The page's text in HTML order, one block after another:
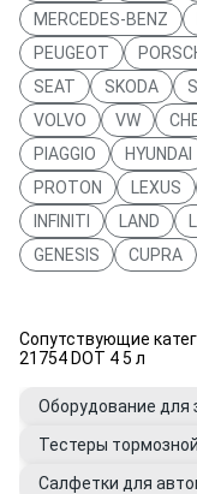
MERCEDES-BENZ
PEUGEOT
SEAT
SKODA
VOLVO
VW
PIAGGIO
HYUNDAI
PROTON
LEXUS
INFINITI
LAND
GENESIS
CUPRA
Сопутствующие
21754 DOT 4 5 л
Оборудование для
Тестеры
Салфетки для